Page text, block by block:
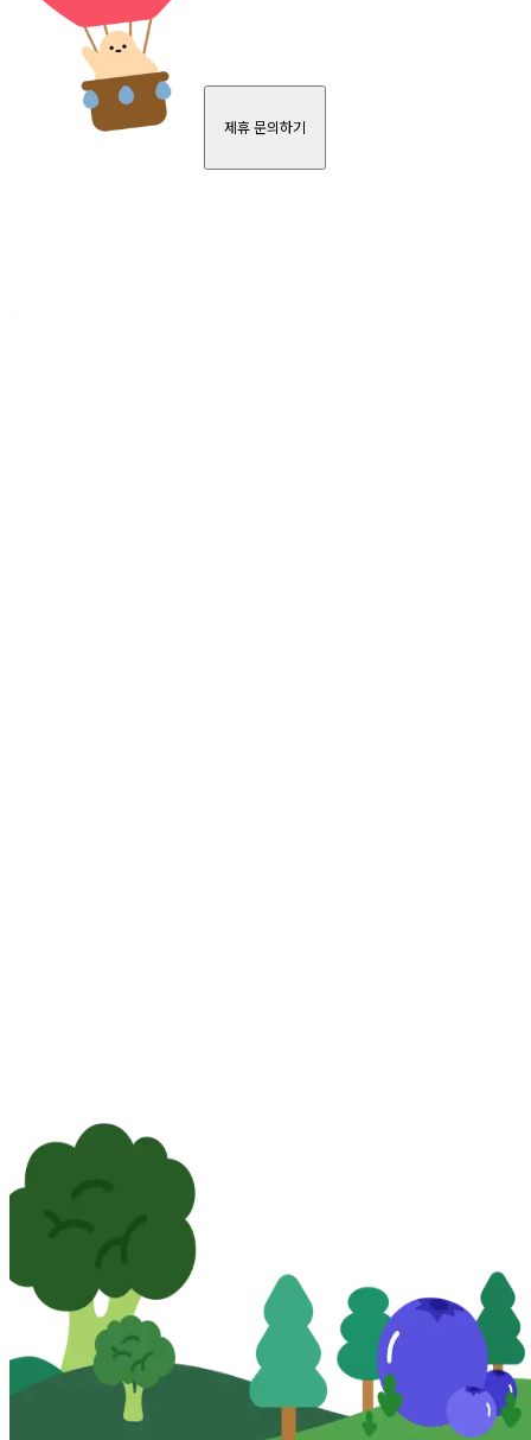
제휴 문의하기